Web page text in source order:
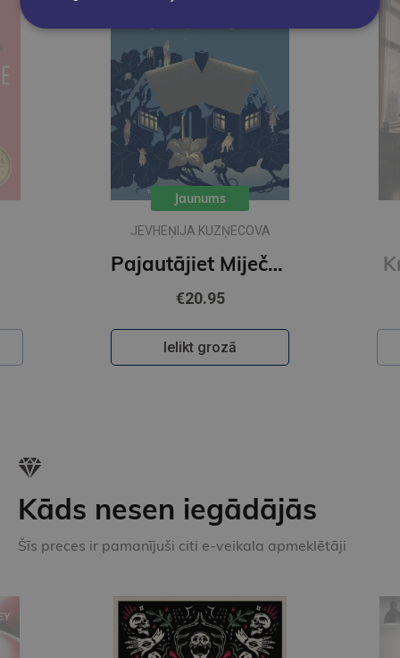
Jaunums
JEVHEŅIJA KUZŅECOVA
Pajautājiet Miječkai
€20.95
Ielikt grozā
Kāds nesen iegādājās
Šīs preces ir pamanījuši citi e-veikala apmeklētāji